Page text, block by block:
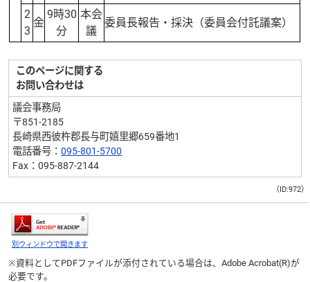
2
3
金
9時30
分
本会
議
委員長報告・採決（委員会付託議案）
このページに関する
お問い合わせは
議会事務局
〒851-2185
長崎県西彼杵郡長与町嬉里郷659番地1
電話番号：095-801-5700
Fax：095-887-2144
（ID:972）
別ウィンドウで開きます
※資料としてPDFファイルが添付されている場合は、Adobe Acrobat(R)が
必要です。